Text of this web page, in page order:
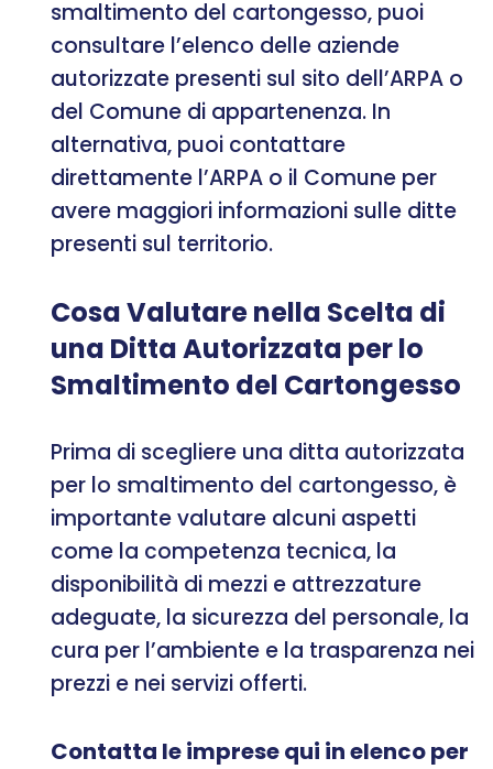
smaltimento del cartongesso, puoi
consultare l’elenco delle aziende
autorizzate presenti sul sito dell’ARPA o
del Comune di appartenenza. In
alternativa, puoi contattare
direttamente l’ARPA o il Comune per
avere maggiori informazioni sulle ditte
presenti sul territorio.
Cosa Valutare nella Scelta di
una Ditta Autorizzata per lo
Smaltimento del Cartongesso
Prima di scegliere una ditta autorizzata
per lo smaltimento del cartongesso, è
importante valutare alcuni aspetti
come la competenza tecnica, la
disponibilità di mezzi e attrezzature
adeguate, la sicurezza del personale, la
cura per l’ambiente e la trasparenza nei
prezzi e nei servizi offerti.
Contatta le imprese qui in elenco per